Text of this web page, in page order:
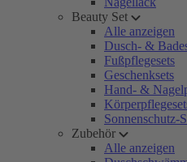
Beauty Set
Alle anzeigen
Dusch- &
Fußpflegesets
Geschenksets
Hand- &
Sonnenschutz-
Zubehör
Alle anzeigen